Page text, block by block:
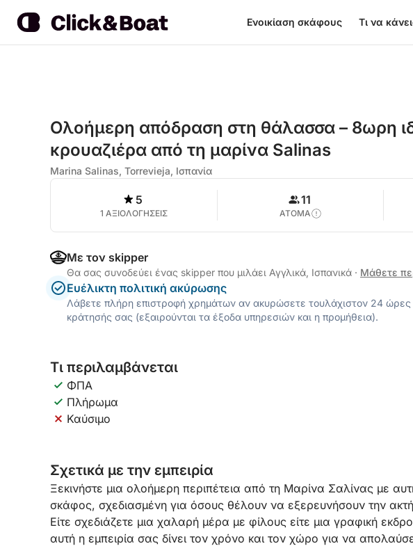
Ενοικίαση σκάφους Τι να
Ολοήμερη απόδραση στη θάλασσα – 8ωρη
κρουαζιέρα από τη μαρίνα Salinas
Marina Salinas, Torrevieja, Ισπανία
5
1 ΑΞΙΟΛΟΓΗΣΕΙΣ
11
ΑΤΟΜΑ
Με τον skipper
Θα σας συνοδεύει ένας skipper που μιλάει Αγγλικά, Ισπανικά · Μάθετε
Ευέλικτη πολιτική ακύρωσης
Λάβετε πλήρη επιστροφή χρημάτων αν ακυρώσετε τουλάχιστον 24 ώρες
κράτησής σας (εξαιρούνται τα έξοδα υπηρεσιών και η προμήθεια).
Τι περιλαμβάνεται
ΦΠΑ
Πλήρωμα
Καύσιμο
Σχετικά με την εμπειρία
Ξεκινήστε μια ολοήμερη περιπέτεια από τη Μαρίνα Σαλίνας με
σκάφος, σχεδιασμένη για όσους θέλουν να εξερευνήσουν την
Είτε σχεδιάζετε μια χαλαρή μέρα με φίλους είτε μια γραφική
αυτή η εμπειρία σας δίνει τον χρόνο και τον χώρο για να